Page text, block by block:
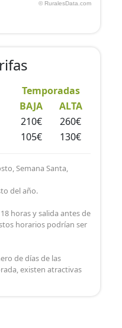
Temporadas
BAJA
ALTA
210€
260€
105€ 130€
Semana Santa,
del año.
horas y salida antes de
horarios podrían ser
de días de las
existen atractivas